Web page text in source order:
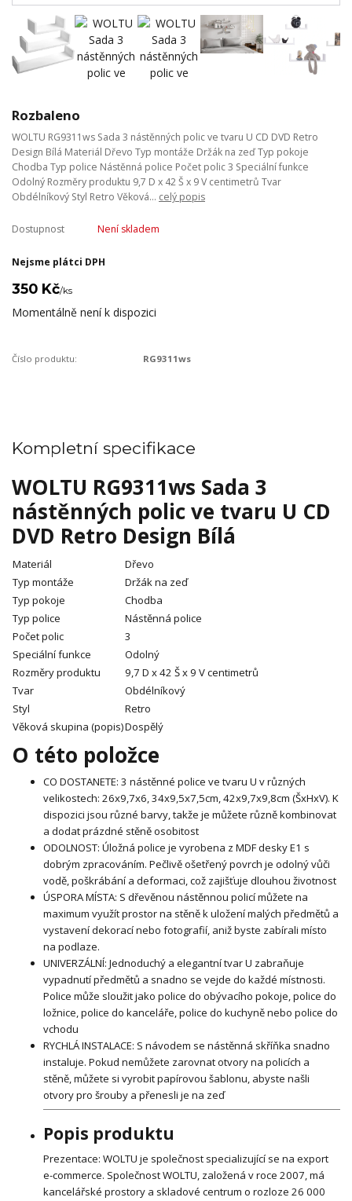
Rozbaleno
WOLTU RG9311ws Sada 3 nástěnných polic ve tvaru U CD DVD Retro
Design Bílá Materiál Dřevo Typ montáže Držák na zeď Typ pokoje
Chodba Typ police Nástěnná police Počet polic 3 Speciální funkce
Odolný Rozměry produktu 9,7 D x 42 Š x 9 V centimetrů Tvar
Obdélníkový Styl Retro Věková... celý popis
Dostupnost Není skladem
Nejsme plátci DPH
350 Kč/ks
Momentálně není k dispozici
Číslo produktu: RG9311ws
Kompletní specifikace
WOLTU RG9311ws Sada 3
nástěnných polic ve tvaru U CD
DVD Retro Design Bílá
Materiál
Dřevo
Typ montáže
Držák na zeď
Typ pokoje
Chodba
Typ police
Nástěnná police
Počet polic
3
Speciální funkce
Odolný
Rozměry produktu
9,7 D x 42 Š x 9 V centimetrů
Tvar
Obdélníkový
Styl
Retro
Věková skupina (popis)Dospělý
O této položce
CO DOSTANETE: 3 nástěnné police ve tvaru U v různých
velikostech: 26x9,7x6, 34x9,5x7,5cm, 42x9,7x9,8cm (ŠxHxV). K
dispozici jsou různé barvy, takže je můžete různě kombinovat
a dodat prázdné stěně osobitost
ODOLNOST: Úložná police je vyrobena z MDF desky E1 s
dobrým zpracováním. Pečlivě ošetřený povrch je odolný vůči
vodě, poškrábání a deformaci, což zajišťuje dlouhou životnost
ÚSPORA MÍSTA: S dřevěnou nástěnnou policí můžete na
maximum využít prostor na stěně k uložení malých předmětů a
vystavení dekorací nebo fotografií, aniž byste zabírali místo
na podlaze.
UNIVERZÁLNÍ: Jednoduchý a elegantní tvar U zabraňuje
vypadnutí předmětů a snadno se vejde do každé místnosti.
Police může sloužit jako police do obývacího pokoje, police do
ložnice, police do kanceláře, police do kuchyně nebo police do
vchodu
RYCHLÁ INSTALACE: S návodem se nástěnná skříňka snadno
instaluje. Pokud nemůžete zarovnat otvory na policích a
stěně, můžete si vyrobit papírovou šablonu, abyste našli
otvory pro šrouby a přenesli je na zeď
Popis produktu
Prezentace: WOLTU je společnost specializující se na export
e-commerce. Společnost WOLTU, založená v roce 2007, má
kancelářské prostory a skladové centrum o rozloze 26 000